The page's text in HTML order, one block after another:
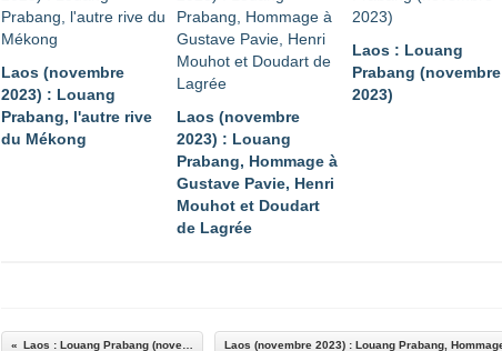
Laos (novembre
2023) : Louang
Prabang, l'autre rive
du Mékong
Laos (novembre
2023) : Louang
Prabang, Hommage à
Gustave Pavie, Henri
Mouhot et Doudart
de Lagrée
Laos : Louang
Prabang (novembre
2023)